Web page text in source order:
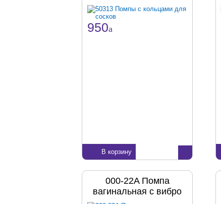
950a
В корзину
000-22A Помпа
вагинальная с вибро